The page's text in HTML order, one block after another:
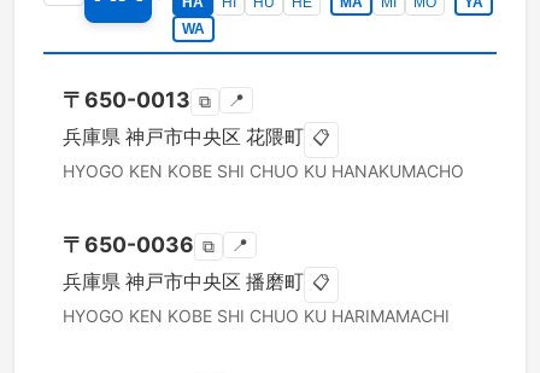
WA
〒650-0013 ⧉ 📍
兵庫県 神戸市中央区 花隈町 📋
HYOGO KEN KOBE SHI CHUO KU HANAKUMACHO
〒650-0036 ⧉ 📍
兵庫県 神戸市中央区 播磨町 📋
HYOGO KEN KOBE SHI CHUO KU HARIMAMACHI